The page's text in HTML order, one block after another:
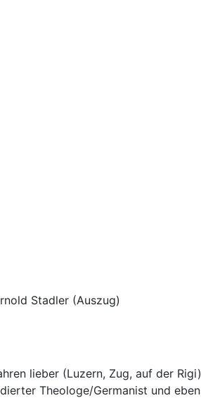
Stadler (Auszug)
lieber (Luzern, Zug, auf der
Theologe/Germanist und